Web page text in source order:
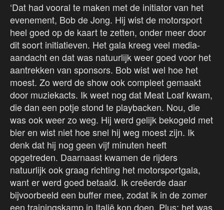
‘Dat had vooral te maken met de initiator van het
evenement, Bob de Jong. Hij wist de motorsport
heel goed op de kaart te zetten, onder meer door
dit soort initiatieven. Het gala kreeg veel media-
aandacht en dat was natuurlijk weer goed voor het
aantrekken van sponsors. Bob wist wel hoe het
moest. Zo werd de show ook compleet gemaakt
door muziekacts. Ik weet nog dat Meat Loaf kwam,
die dan een potje stond te playbacken. Nou, die
was ook weer zo weg. Hij werd gelijk bekogeld met
bier en wist niet hoe snel hij weg moest zijn. Ik
denk dat hij nog geen vijf minuten heeft
opgetreden. Daarnaast kwamen de rijders
natuurlijk ook graag richting het motorsportgala,
want er werd goed betaald. Ik creëerde daar
bijvoorbeeld een buffer mee, zodat ik in de zomer
een trainingskamp in Italië kon doen. Plus: het was